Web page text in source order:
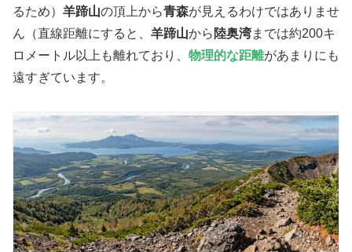
るため） 羊蹄山の頂上から青森が見えるわけではありませ
ん（直線距離にすると、 羊蹄山から 陸奥湾までは約200キ
ロメートル以上も離れており、 物理的な距離があまりにも
遠すぎています。